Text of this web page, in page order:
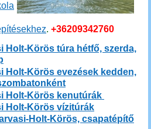
. +36209342760
Holt-Körös túra hétfő, szerda,
Holt-Körös evezések kedden,
Holt-Körös kenutúrák
Holt-Körös vízitúrák
Holt-Körös, csapatépítő